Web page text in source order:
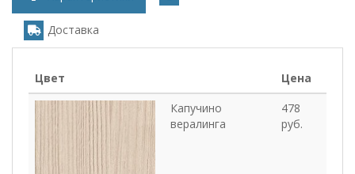
Доставка
Цвет
Цена
Капучино
вералинга
478
руб.